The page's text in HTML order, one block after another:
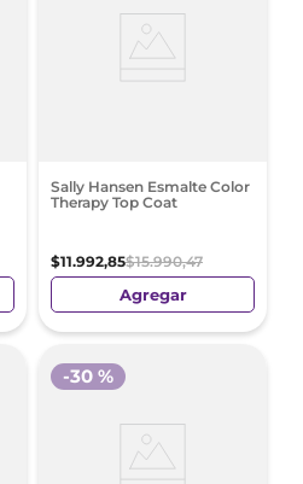
Sally Hansen Esmalte Color
Therapy Top Coat
$11.992,85$15.990,47
Agregar
-30 %